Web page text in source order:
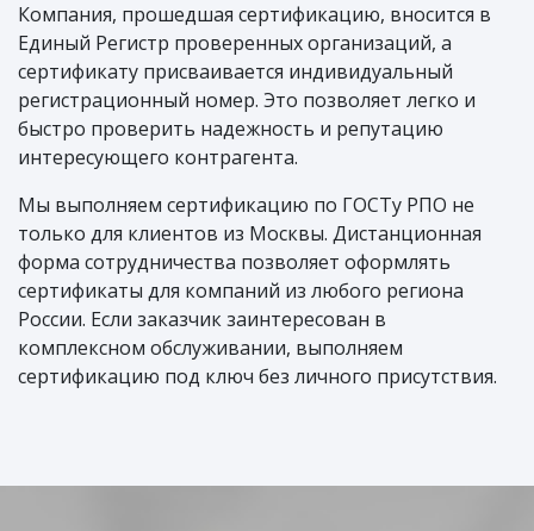
Компания, прошедшая сертификацию, вносится в
Единый Регистр проверенных организаций, а
сертификату присваивается индивидуальный
регистрационный номер. Это позволяет легко и
быстро проверить надежность и репутацию
интересующего контрагента.
Мы выполняем сертификацию по ГОСТу РПО не
только для клиентов из Москвы. Дистанционная
форма сотрудничества позволяет оформлять
сертификаты для компаний из любого региона
России. Если заказчик заинтересован в
комплексном обслуживании, выполняем
сертификацию под ключ без личного присутствия.